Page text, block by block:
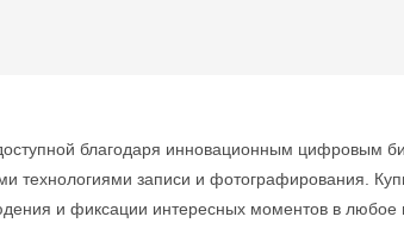
благодаря инновационным цифровым
технологиями записи и фотографирования.
и фиксации интересных моментов в любое